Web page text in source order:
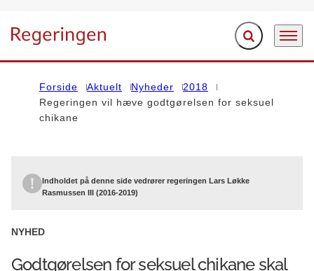
Gå til forsiden Fold søgefelt ud
Menu
Forside Aktuelt Nyheder
2018
Regeringen vil hæve godtgørelsen for seksuel
chikane
Indholdet på denne side vedrører regeringen Lars Løkke
Rasmussen III (2016-2019)
NYHED
Godtgørelsen for seksuel chikane skal